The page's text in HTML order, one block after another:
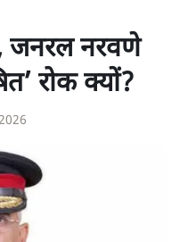
जनरल नरवणे
रोक क्यों?